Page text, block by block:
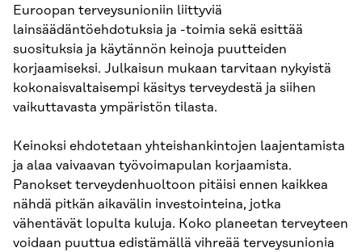
Euroopan terveysunioniin liittyviä
lainsäädäntöehdotuksia ja -toimia sekä esittää
suosituksia ja käytännön keinoja puutteiden
korjaamiseksi. Julkaisun mukaan tarvitaan nykyistä
kokonaisvaltaisempi käsitys terveydestä ja siihen
vaikuttavasta ympäristön tilasta.
Keinoksi ehdotetaan yhteishankintojen laajentamista
ja alaa vaivaavan työvoimapulan korjaamista.
Panokset terveydenhuoltoon pitäisi ennen kaikkea
nähdä pitkän aikavälin investointeina, jotka
vähentävät lopulta kuluja. Koko planeetan terveyteen
voidaan puuttua edistämällä vihreää terveysunionia